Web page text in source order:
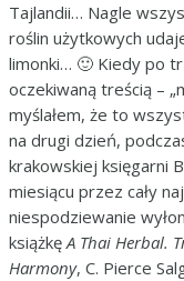
Tajlandii… Nagle
roślin użytkowych
limonki… 🙂 Kiedy po
oczekiwaną treścią –
myślałem, że to
na drugi dzień,
krakowskiej księgarni
miesiącu przez cały
niespodziewanie
książkęA Thai Herbal.
Harmony, C. Pierce